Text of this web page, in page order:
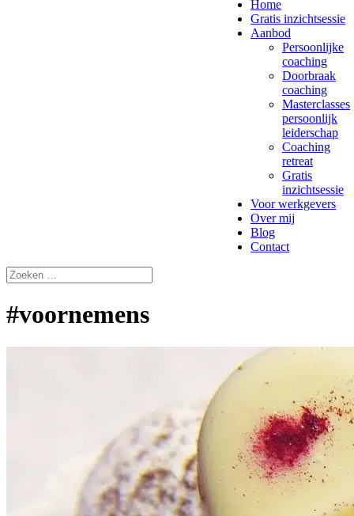
Home
Gratis inzichtsessie
Aanbod
Persoonlijke
coaching
Doorbraak
coaching
Masterclasses
persoonlijk
leiderschap
Coaching
retreat
Gratis
inzichtsessie
Voor werkgevers
Over mij
Blog
Contact
#voornemens